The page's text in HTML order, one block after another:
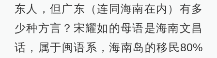
东人，但广东（连同海南在内）有多
少种方言？宋耀如的母语是海南文昌
话，属于闽语系，海南岛的移民80%